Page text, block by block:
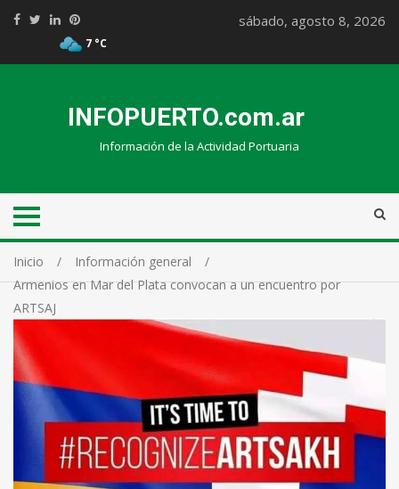
7 °C
sábado, agosto 8, 2026
INFOPUERTO.com.ar
Información de la Actividad Portuaria
Inicio
Información general
Armenios en Mar del Plata convocan a un encuentro por
ARTSAJ